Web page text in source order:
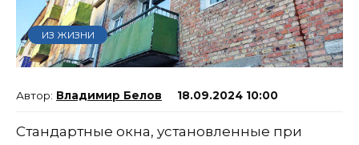
ИЗ ЖИЗНИ
Владимир Белов 18.09.2024 10:00
Стандартные окна, установленные при